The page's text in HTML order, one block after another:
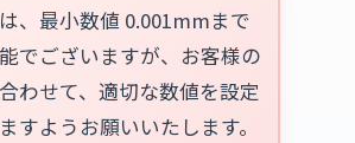
、最小数値 0.001mmまで
でございますが、お客様の
わせて、適切な数値を設定
すようお願いいたします。